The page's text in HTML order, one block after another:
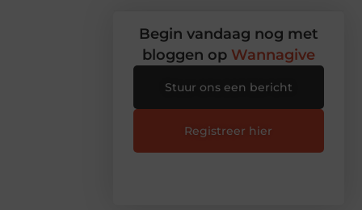
Begin vandaag nog met
bloggen op Wannagive
Stuur ons een bericht
Registreer hier